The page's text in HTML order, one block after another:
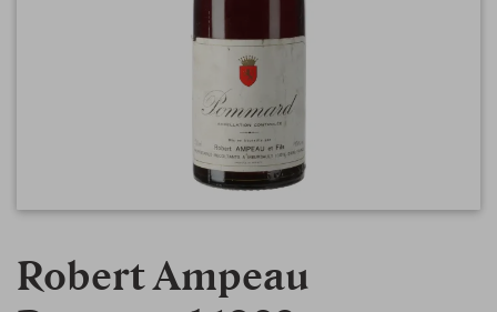
Robert Ampeau
Zum
der
Bildergalerie